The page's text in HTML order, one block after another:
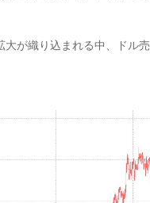
織り込まれる中、ドル売